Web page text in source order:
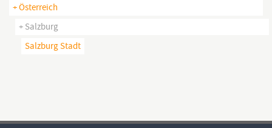
+ Österreich
+ Salzburg
Salzburg Stadt